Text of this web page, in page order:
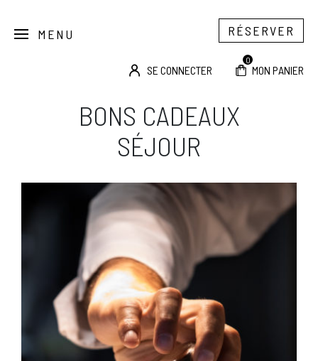
MENU RÉSERVER
SE CONNECTER
0
MON PANIER
BONS CADEAUX
SÉJOUR